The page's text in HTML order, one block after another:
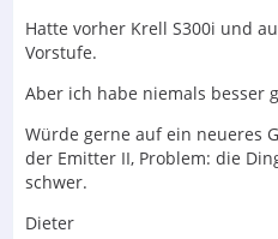
Hatte vorher Krell S300i und
Vorstufe.
Aber ich habe niemals besser
Würde gerne auf ein neueres
der Emitter II, Problem: die
schwer.
Dieter